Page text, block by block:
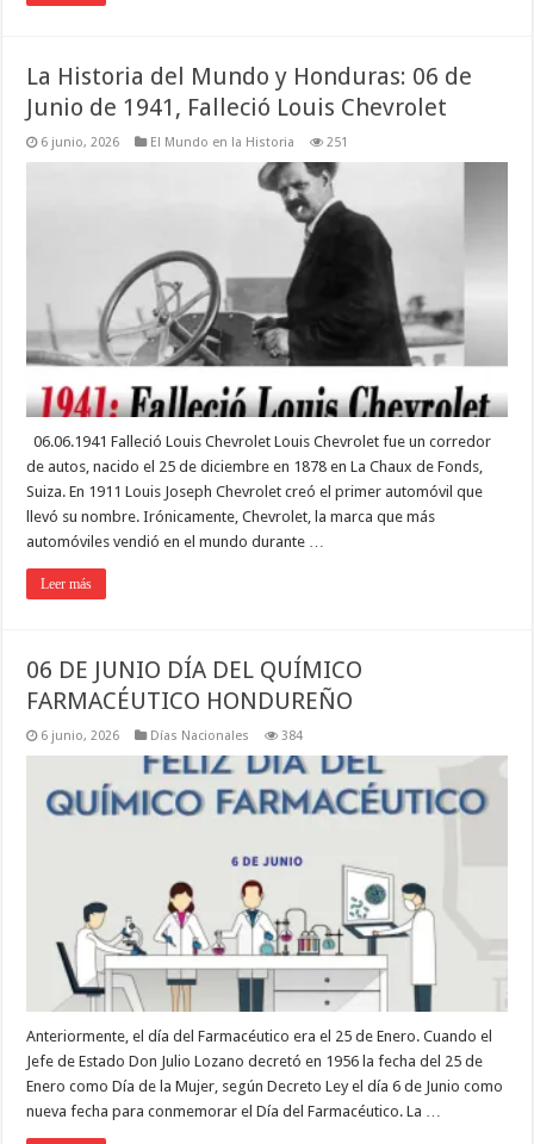
La Historia del Mundo y Honduras: 06 de
Junio de 1941, Falleció Louis Chevrolet
6 junio, 2026 El Mundo en la Historia 251
06.06.1941 Falleció Louis Chevrolet Louis Chevrolet fue un corredor
de autos, nacido el 25 de diciembre en 1878 en La Chaux de Fonds,
Suiza. En 1911 Louis Joseph Chevrolet creó el primer automóvil que
llevó su nombre. Irónicamente, Chevrolet, la marca que más
automóviles vendió en el mundo durante …
Leer más
06 DE JUNIO DÍA DEL QUÍMICO
FARMACÉUTICO HONDUREÑO
6 junio, 2026 Días Nacionales 384
Anteriormente, el día del Farmacéutico era el 25 de Enero. Cuando el
Jefe de Estado Don Julio Lozano decretó en 1956 la fecha del 25 de
Enero como Día de la Mujer, según Decreto Ley el día 6 de Junio como
nueva fecha para conmemorar el Día del Farmacéutico. La …